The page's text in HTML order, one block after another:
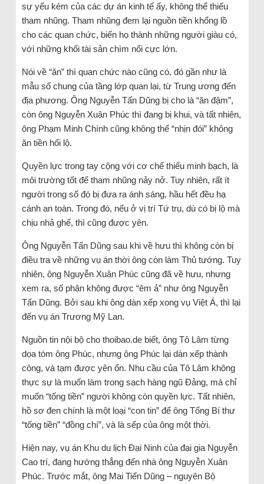
sự yếu kém của các dự án kinh tế ấy, không thể thiếu
tham nhũng. Tham nhũng đem lại nguồn tiền khổng lồ
cho các quan chức, biến họ thành những người giàu có,
với những khối tài sản chìm nổi cực lớn.
Nói về “ăn” thì quan chức nào cũng có, đó gần như là
mẫu số chung của tầng lớp quan lại, từ Trung ương đến
địa phương. Ông Nguyễn Tấn Dũng bị cho là “ăn đậm”,
còn ông Nguyễn Xuân Phúc thì đang bị khui, và tất nhiên,
ông Phạm Minh Chính cũng không thể “nhịn đói” không
ăn tiền hối lộ.
Quyền lực trong tay cộng với cơ chế thiếu minh bạch, là
môi trường tốt để tham nhũng nảy nở. Tuy nhiên, rất ít
người trong số đó bị đưa ra ánh sáng, hầu hết đều hạ
cánh an toàn. Trong đó, nếu ở vị trí Tứ trụ, dù có bị lộ mà
chịu nhả ghế, thì cũng được yên.
Ông Nguyễn Tấn Dũng sau khi về hưu thì không còn bị
điều tra về những vụ án thời ông còn làm Thủ tướng. Tuy
nhiên, ông Nguyễn Xuân Phúc cũng đã về hưu, nhưng
xem ra, số phận không được “êm ả” như ông Nguyễn
Tấn Dũng. Bởi sau khi ông dàn xếp xong vụ Việt Á, thì lại
đến vụ án Trương Mỹ Lan.
Nguồn tin nội bộ cho thoibao.de biết, ông Tô Lâm từng
dọa tóm ông Phúc, nhưng ông Phúc lại dàn xếp thành
công, và tạm được yên ổn. Nhu cầu của Tô Lâm không
thực sự là muốn làm trong sạch hàng ngũ Đảng, mà chỉ
muốn “tống tiền” người không còn quyền lực. Tất nhiên,
hồ sơ đen chính là một loại “con tin” để ông Tổng Bí thư
“tống tiền” “đồng chí”, và là sếp của ông một thời.
Hiện nay, vụ án Khu du lịch Đại Ninh của đại gia Nguyễn
Cao trí, đang hướng thẳng đến nhà ông Nguyễn Xuân
Phúc. Trước mắt, ông Mai Tiến Dũng – nguyên Bộ